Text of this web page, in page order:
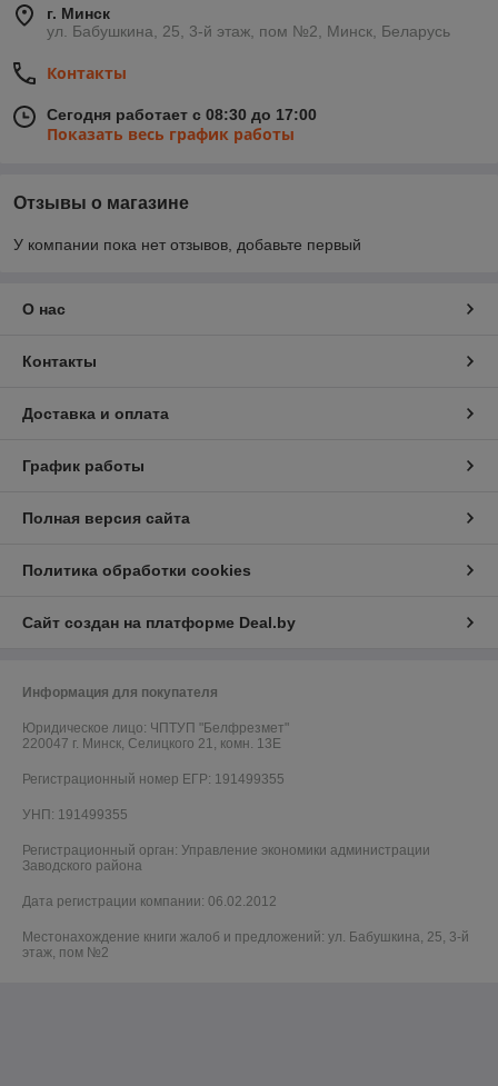
г. Минск
ул. Бабушкина, 25, 3-й этаж, пом №2, Минск, Беларусь
Контакты
Сегодня работает с 08:30 до 17:00
Показать весь график работы
Отзывы о магазине
У компании пока нет отзывов, добавьте первый
О нас
Контакты
Доставка и оплата
График работы
Полная версия сайта
Политика обработки cookies
Сайт создан на платформе Deal.by
Информация для покупателя
Юридическое лицо: ЧПТУП "Белфрезмет"
220047 г. Минск, Селицкого 21, комн. 13Е
Регистрационный номер ЕГР: 191499355
УНП: 191499355
Регистрационный орган: Управление экономики администрации
Заводского района
Дата регистрации компании: 06.02.2012
Местонахождение книги жалоб и предложений: ул. Бабушкина, 25, 3-й
этаж, пом №2